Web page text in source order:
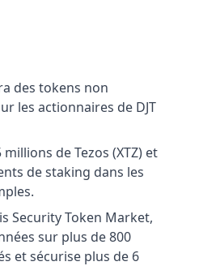
des tokens non
les actionnaires de DJT
millions de Tezos (XTZ) et
de staking dans les
Security Token Market,
sur plus de 800
et sécurise plus de 6